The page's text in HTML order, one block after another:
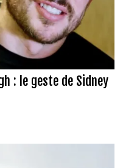
: le geste de Sidney